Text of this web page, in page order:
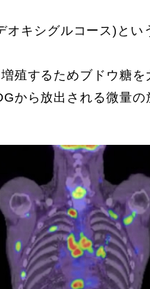
キシグルコース)とい
殖するためブドウ糖
から放出される微量